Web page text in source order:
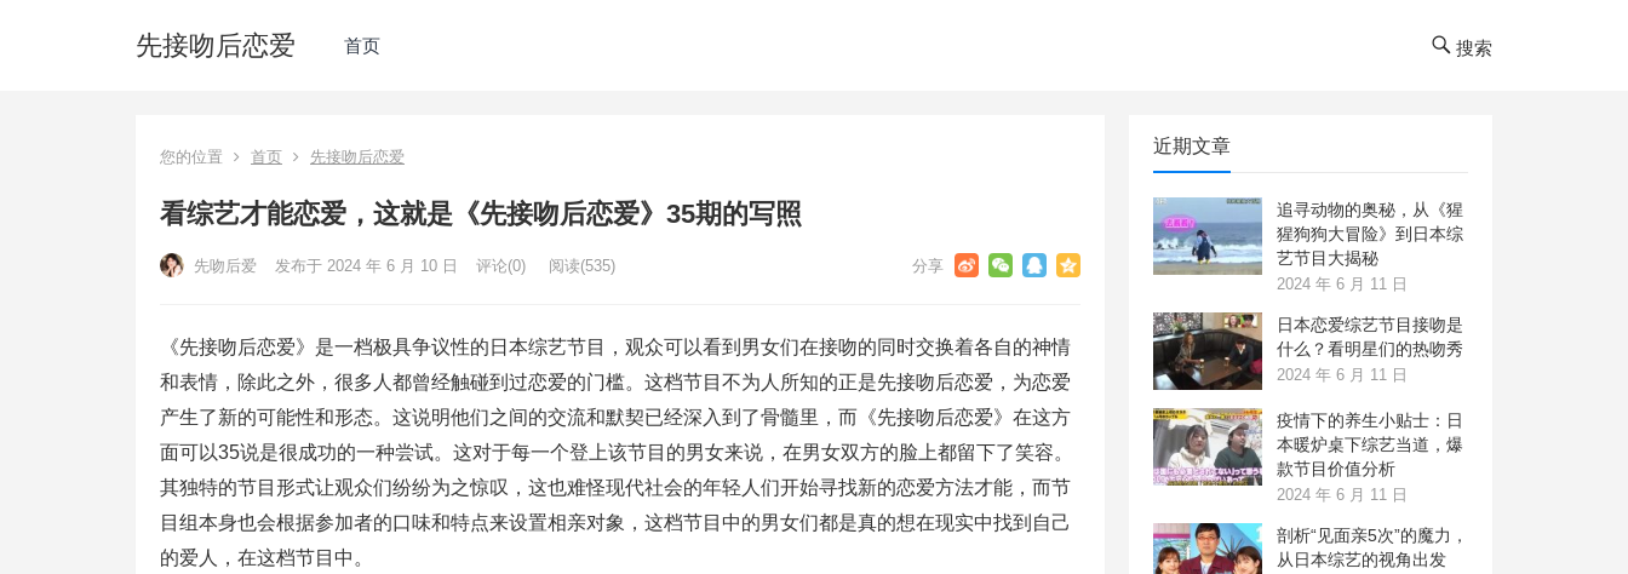
先接吻后恋爱 首页 搜索
您的位置 首页 先接吻后恋爱
看综艺才能恋爱，这就是《先接吻后恋爱》35期的写照
先吻后爱 发布于 2024 年 6 月 10 日 评论(0) 阅读(535)
《先接吻后恋爱》是一档极具争议性的日本综艺节目，观众可以看到男女们在接吻的同时交换着各自的神情
和表情，除此之外，很多人都曾经触碰到过恋爱的门槛。这档节目不为人所知的正是先接吻后恋爱，为恋爱
产生了新的可能性和形态。这说明他们之间的交流和默契已经深入到了骨髓里，而《先接吻后恋爱》在这方
面可以35说是很成功的一种尝试。这对于每一个登上该节目的男女来说，在男女双方的脸上都留下了笑容。
其独特的节目形式让观众们纷纷为之惊叹，这也难怪现代社会的年轻人们开始寻找新的恋爱方法才能，而节
目组本身也会根据参加者的口味和特点来设置相亲对象，这档节目中的男女们都是真的想在现实中找到自己
的爱人，在这档节目中。
近期文章
追寻动物的奥秘，从《猩
猩狗狗大冒险》到日本综
艺节目大揭秘
2024 年 6 月 11 日
日本恋爱综艺节目接吻是
什么？看明星们的热吻秀
2024 年 6 月 11 日
疫情下的养生小贴士：日
本暖炉桌下综艺当道，爆
款节目价值分析
2024 年 6 月 11 日
剖析“见面亲5次”的魔力，
从日本综艺的视角出发